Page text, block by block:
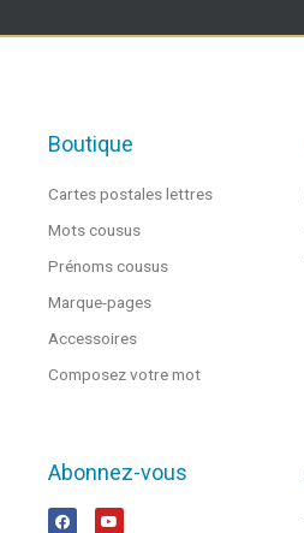
Boutique
Cartes postales lettres
Mots cousus
Prénoms cousus
Marque-pages
Accessoires
Composez votre mot
Abonnez-vous